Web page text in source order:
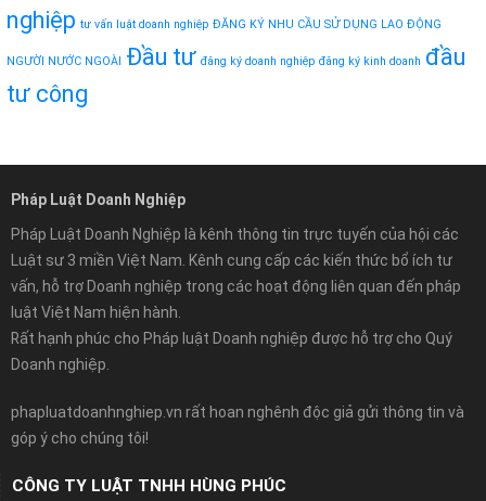
nghiệp tư vấn luật doanh nghiệp ĐĂNG KÝ NHU CẦU SỬ DỤNG LAO ĐỘNG
NGƯỜI NƯỚC NGOÀI Đầu tư đăng ký doanh nghiệp đăng ký kinh doanh đầu
tư công
Pháp Luật Doanh Nghiệp
Pháp Luật Doanh Nghiệp là kênh thông tin trực tuyến của hội các
Luật sư 3 miền Việt Nam. Kênh cung cấp các kiến thức bổ ích tư
vấn, hỗ trợ Doanh nghiệp trong các hoạt động liên quan đến pháp
luật Việt Nam hiện hành.
Rất hạnh phúc cho Pháp luật Doanh nghiệp được hỗ trợ cho Quý
Doanh nghiệp.
phapluatdoanhnghiep.vn rất hoan nghênh độc giả gửi thông tin và
góp ý cho chúng tôi!
CÔNG TY LUẬT TNHH HÙNG PHÚC